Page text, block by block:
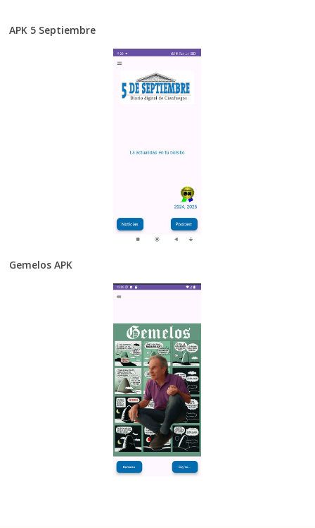
APK 5 Septiembre
Gemelos APK